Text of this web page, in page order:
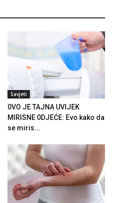
Savjeti
0VO JE TAJNA UVIJEK
MIRISNE 0DJEĆE: Evo kako da
se miris...